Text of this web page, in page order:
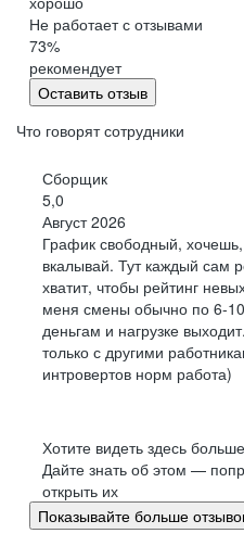
Не работает с отзывами
73%
рекомендует
Оставить отзыв
Что говорят сотрудники
Сборщик
5,0
Август 2026
График свободный,
вкалывай. Тут каждый сам
хватит, чтобы рейтинг
меня смены обычно по 6-
деньгам и нагрузке
только с другими
интровертов норм работа)
Хотите видеть здесь
Дайте знать об этом —
открыть их
Показывайте больше